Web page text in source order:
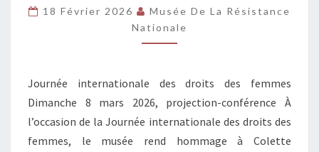
GUYOMARCH
18 Février 2026
Musée De La Résistance
Nationale
Journée internationale des droits des femmes
Dimanche 8 mars 2026, projection-conférence À
l’occasion de la Journée internationale des droits des
femmes, le musée rend hommage à Colette